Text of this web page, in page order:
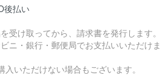
後払い
受け取ってから、請求書を発行します。
ニ・銀行・郵便局でお支払いいただけま
入いただけない場合もございます。